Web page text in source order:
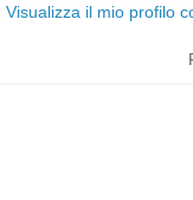
Visualizza il mio profilo